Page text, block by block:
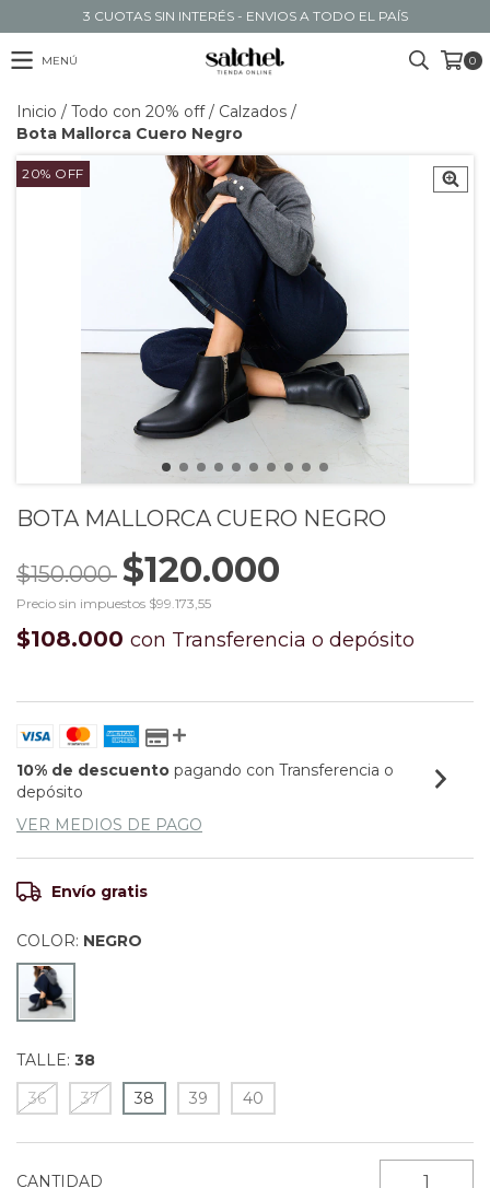
3 CUOTAS SIN INTERÉS - ENVIOS A TODO EL PAÍS
MENÚ 0
Inicio / Todo con 20% off / Calzados /
Bota Mallorca Cuero Negro
20% OFF
BOTA MALLORCA CUERO NEGRO
$150.000 $120.000
Precio sin impuestos $99.173,55
$108.000 con Transferencia o depósito
10% de descuento pagando con Transferencia o
depósito
VER MEDIOS DE PAGO
Envío gratis
COLOR: NEGRO
TALLE: 38
36
37 38 39 40
CANTIDAD